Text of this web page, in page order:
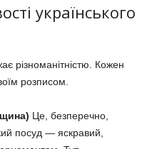
українського
різноманітністю. Кожен
розписом.
Це, безперечно,
посуд — яскравий,